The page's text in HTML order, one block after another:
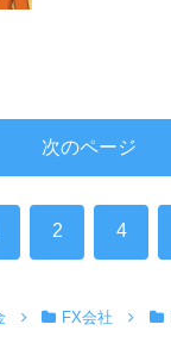
次のページ
2 4
FX会社